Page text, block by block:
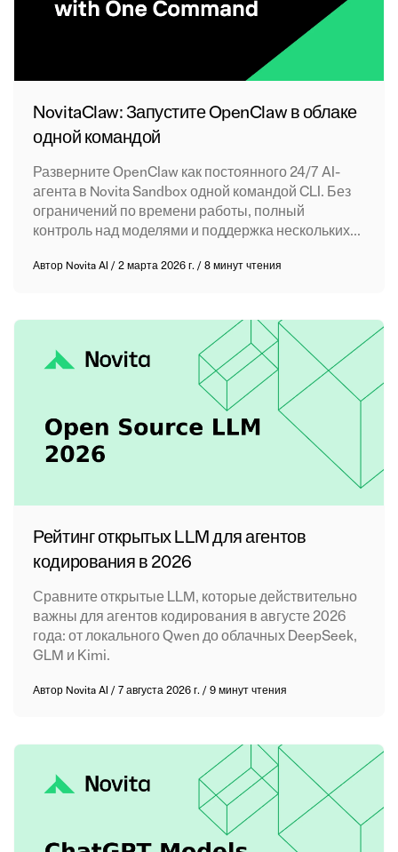
NovitaClaw: Запустите OpenClaw в облаке
одной командой
Разверните OpenClaw как постоянного 24/7 AI-
агента в Novita Sandbox одной командой CLI. Без
ограничений по времени работы, полный
контроль над моделями и поддержка нескольких...
Автор Novita AI /2 марта 2026 г./8 минут чтения
Рейтинг открытых LLM для агентов
кодирования в 2026
Сравните открытые LLM, которые действительно
важны для агентов кодирования в августе 2026
года: от локального Qwen до облачных DeepSeek,
GLM и Kimi.
Автор Novita AI /7 августа 2026 г./9 минут чтения